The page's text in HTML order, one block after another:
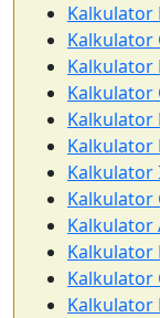
Kalkulator
Kalkulator
Kalkulator
Kalkulator
Kalkulator
Kalkulator
Kalkulator
Kalkulator
Kalkulator
Kalkulator
Kalkulator
Kalkulator